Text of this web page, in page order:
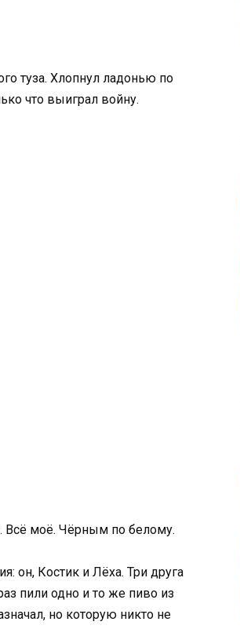
туза. Хлопнул ладонью по
что выиграл войну.
Всё моё. Чёрным по белому.
он, Костик и Лёха. Три друга
пили одно и то же пиво из
но которую никто не